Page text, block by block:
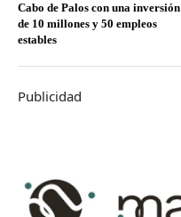
Cabo de Palos con una inversión
de 10 millones y 50 empleos
estables
Publicidad